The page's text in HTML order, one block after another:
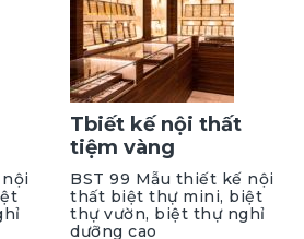
Tbiết kế nội thất
tiệm vàng
BST 99 Mẫu thiết kế nội
thất biệt thự mini, biệt
thự vườn, biệt thự nghỉ
dưỡng cao